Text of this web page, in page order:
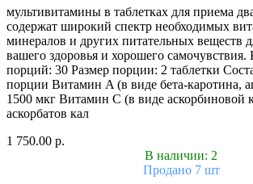
мультивитамины в таблетках для приема
содержат широкий спектр необходимых
минералов и других питательных веществ
вашего здоровья и хорошего самочувствия.
порций: 30 Размер порции: 2 таблетки
порции Витамин A (в виде бета-каротина,
1500 мкг Витамин С (в виде аскорбиновой
аскорбатов кал
1 750.00 р.
В наличии: 2
Продано 7 шт